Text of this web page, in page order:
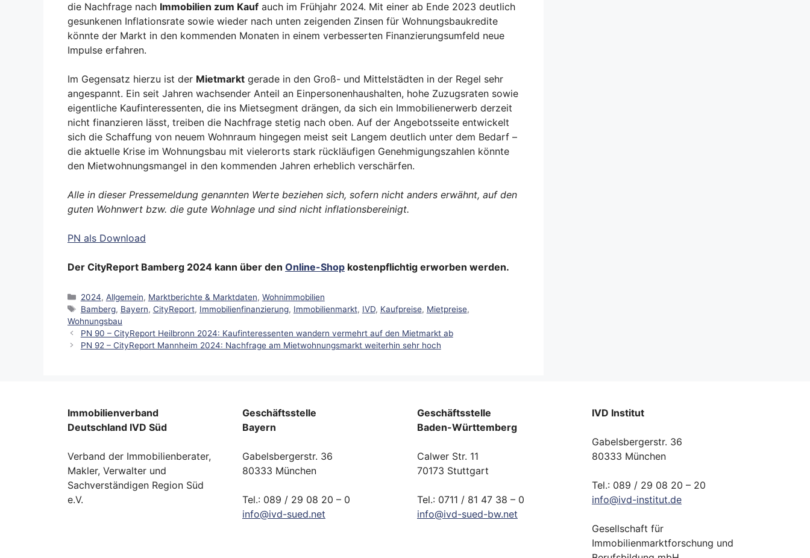
die Nachfrage nach Immobilien zum Kauf auch im Frühjahr 2024. Mit einer ab Ende 2023 deutlich
gesunkenen Inflationsrate sowie wieder nach unten zeigenden Zinsen für Wohnungsbaukredite
könnte der Markt in den kommenden Monaten in einem verbesserten Finanzierungsumfeld neue
Impulse erfahren.
Im Gegensatz hierzu ist der Mietmarkt gerade in den Groß- und Mittelstädten in der Regel sehr
angespannt. Ein seit Jahren wachsender Anteil an Einpersonenhaushalten, hohe Zuzugsraten sowie
eigentliche Kaufinteressenten, die ins Mietsegment drängen, da sich ein Immobilienerwerb derzeit
nicht finanzieren lässt, treiben die Nachfrage stetig nach oben. Auf der Angebotsseite entwickelt
sich die Schaffung von neuem Wohnraum hingegen meist seit Langem deutlich unter dem Bedarf –
die aktuelle Krise im Wohnungsbau mit vielerorts stark rückläufigen Genehmigungszahlen könnte
den Mietwohnungsmangel in den kommenden Jahren erheblich verschärfen.
Alle in dieser Pressemeldung genannten Werte beziehen sich, sofern nicht anders erwähnt, auf den
guten Wohnwert bzw. die gute Wohnlage und sind nicht inflationsbereinigt.
PN als Download
Der CityReport Bamberg 2024 kann über den Online-Shop kostenpflichtig erworben werden.
Kategorien
2024, Allgemein, Marktberichte & Marktdaten, Wohnimmobilien
Schlagwörter
Bamberg, Bayern, CityReport, Immobilienfinanzierung, Immobilienmarkt, IVD, Kaufpreise, Mietpreise,
Wohnungsbau
PN 90 – CityReport Heilbronn 2024: Kaufinteressenten wandern vermehrt auf den Mietmarkt ab
PN 92 – CityReport Mannheim 2024: Nachfrage am Mietwohnungsmarkt weiterhin sehr hoch
Immobilienverband
Deutschland IVD Süd
Verband der Immobilienberater,
Makler, Verwalter und
Sachverständigen Region Süd
e.V.
Geschäftsstelle
Bayern
Gabelsbergerstr. 36
80333 München
Tel.: 089 / 29 08 20 – 0
info@ivd-sued.net
Geschäftsstelle
Baden-Württemberg
Calwer Str. 11
70173 Stuttgart
Tel.: 0711 / 81 47 38 – 0
info@ivd-sued-bw.net
IVD Institut
Gabelsbergerstr. 36
80333 München
Tel.: 089 / 29 08 20 – 20
info@ivd-institut.de
Gesellschaft für
Immobilienmarktforschung und